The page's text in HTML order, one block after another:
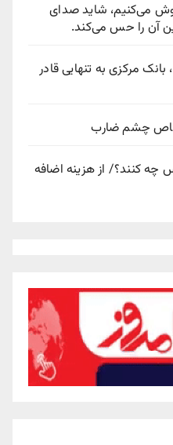
می‌کنیم، شاید صدای
آن را حس می‌کند.
مرکزی به تنهایی قادر
چشم ضارب
کنند؟/ از هزینه اضافه